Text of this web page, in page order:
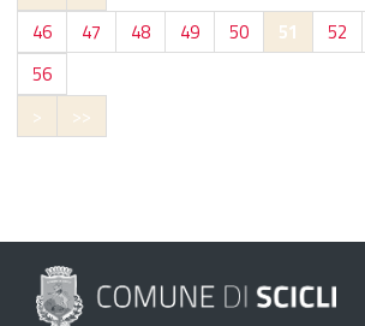
46
47 48 49 50 51 52
56
>
>>